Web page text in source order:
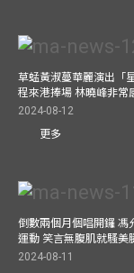
草蜢黃淑蔓華麗演出「
程來港捧場 林曉峰非常
2024-08-12
更多
倒數兩個月個唱開鑼 馮
運動 笑言無腹肌就騷美
2024-08-11